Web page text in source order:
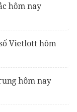
hôm nay
Vietlott hôm
hôm nay